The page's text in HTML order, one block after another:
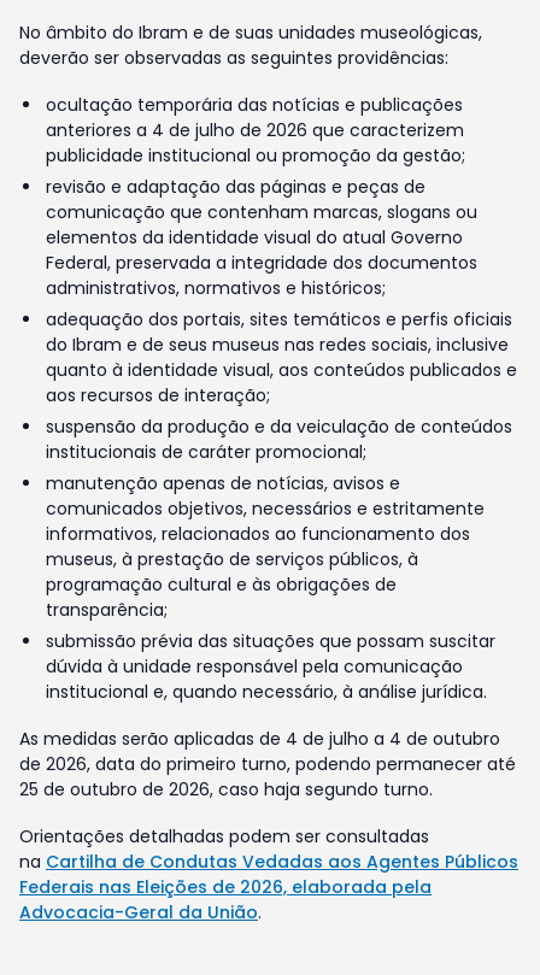
No âmbito do Ibram e de suas unidades museológicas,
deverão ser observadas as seguintes providências:
ocultação temporária das notícias e publicações
anteriores a 4 de julho de 2026 que caracterizem
publicidade institucional ou promoção da gestão;
revisão e adaptação das páginas e peças de
comunicação que contenham marcas, slogans ou
elementos da identidade visual do atual Governo
Federal, preservada a integridade dos documentos
administrativos, normativos e históricos;
adequação dos portais, sites temáticos e perfis oficiais
do Ibram e de seus museus nas redes sociais, inclusive
quanto à identidade visual, aos conteúdos publicados e
aos recursos de interação;
suspensão da produção e da veiculação de conteúdos
institucionais de caráter promocional;
manutenção apenas de notícias, avisos e
comunicados objetivos, necessários e estritamente
informativos, relacionados ao funcionamento dos
museus, à prestação de serviços públicos, à
programação cultural e às obrigações de
transparência;
submissão prévia das situações que possam suscitar
dúvida à unidade responsável pela comunicação
institucional e, quando necessário, à análise jurídica.
As medidas serão aplicadas de 4 de julho a 4 de outubro
de 2026, data do primeiro turno, podendo permanecer até
25 de outubro de 2026, caso haja segundo turno.
Orientações detalhadas podem ser consultadas
na Cartilha de Condutas Vedadas aos Agentes Públicos
Federais nas Eleições de 2026, elaborada pela
Advocacia-Geral da União.